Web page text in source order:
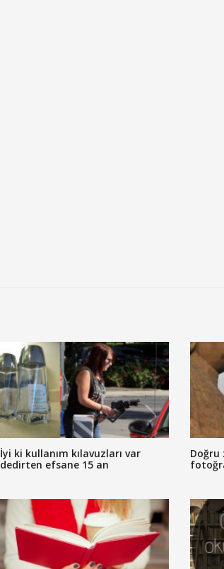
İyi ki kullanım kılavuzları var
dedirten efsane 15 an
Doğru